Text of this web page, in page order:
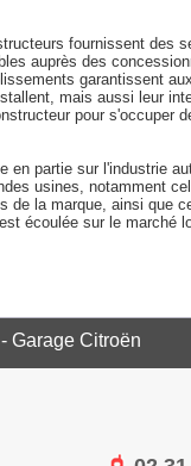
fournissent des
auprès des
garantissent aux
mais aussi leur
pour s'occuper
en partie sur l'industrie
usines, notamment
de la marque, ainsi que
écoulée sur le marché
- Garage Citroën